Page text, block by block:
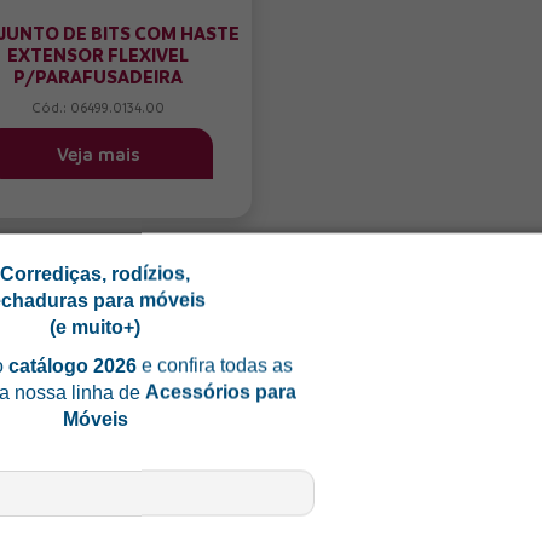
Corrediças, rodízios,
para móveis
(e muito+)
catálogo 2026e confira todas as
nossa linha deAcessórios para
Móveis
DE BITS COM HASTE
EXTENSOR FLEXIVEL
P/PARAFUSADEIRA
Cód.: 06499.0134.00
Veja mais